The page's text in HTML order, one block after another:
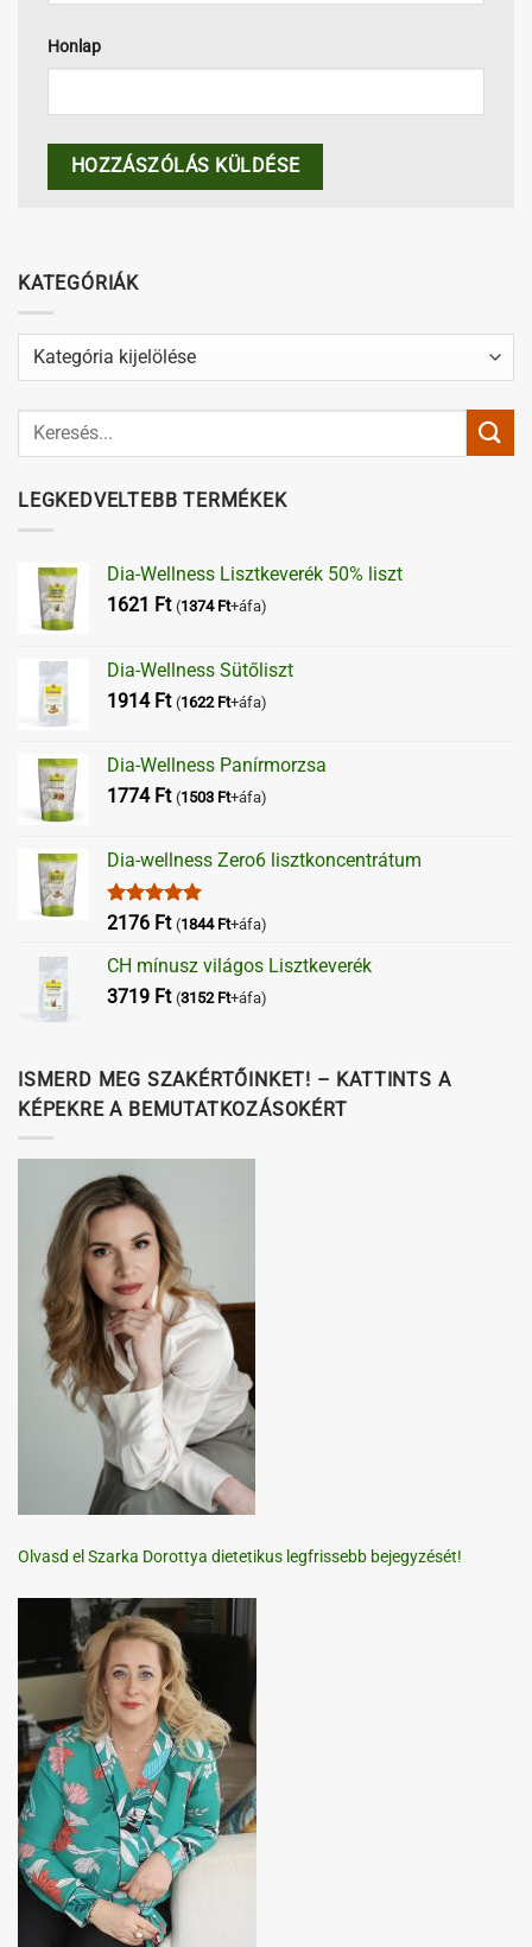
Honlap
KATEGÓRIÁK
Kategóriák
LEGKEDVELTEBB TERMÉKEK
Dia-Wellness Lisztkeverék 50% liszt
1621 Ft (1374 Ft+áfa)
Dia-Wellness Sütőliszt
1914 Ft (1622 Ft+áfa)
Dia-Wellness Panírmorzsa
1774 Ft (1503 Ft+áfa)
Dia-wellness Zero6 lisztkoncentrátum
Értékelés:
2176 Ft (1844 Ft+áfa)
CH mínusz világos Lisztkeverék
3719 Ft (3152 Ft+áfa)
ISMERD MEG SZAKÉRTŐINKET! – KATTINTS A
KÉPEKRE A BEMUTATKOZÁSOKÉRT
Olvasd el Szarka Dorottya dietetikus legfrissebb bejegyzését!